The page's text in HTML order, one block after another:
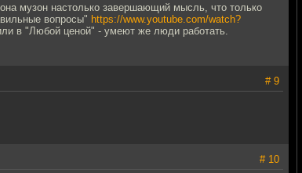
музон настолько завершающий мысль, что только
вопросы" https://www.youtube.com/watch?
в "Любой ценой" - умеют же люди работать.
# 9
# 10